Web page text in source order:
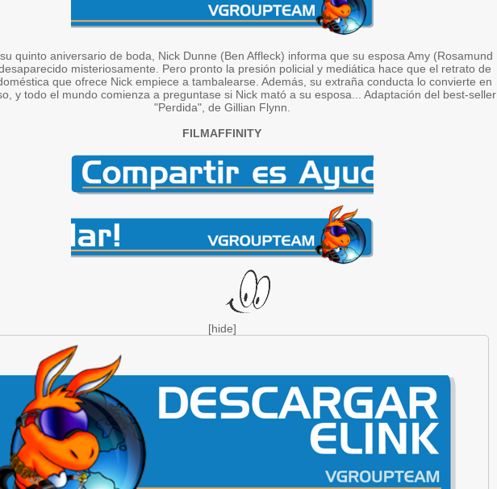
quinto aniversario de boda, Nick Dunne (Ben Affleck) informa que su esposa Amy (Rosamund
misteriosamente. Pero pronto la presión policial y mediática hace que el retrato de
que ofrece Nick empiece a tambalearse. Además, su extraña conducta lo convierte en
y todo el mundo comienza a preguntase si Nick mató a su esposa... Adaptación del best-seller
"Perdida", de Gillian Flynn.
FILMAFFINITY
[hide]